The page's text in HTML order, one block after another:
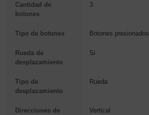
Cantidad de
botones
3
Tipo de botones Botones presionados
Rueda de
desplazamiento
Si
Tipo de
desplazamiento
Rueda
Direcciones de
Vertical